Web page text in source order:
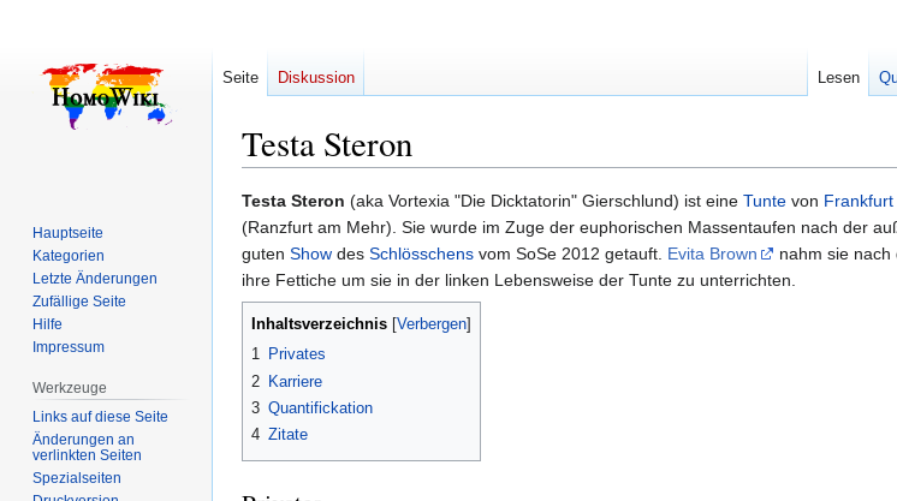
Testa Steron
Zur
Navigation
springen
Zur
Suche
springen
Testa Steron (aka Vortexia "Die Dicktatorin" Gierschlund) ist eine Tunte von
(Ranzfurt am Mehr). Sie wurde im Zuge der euphorischen Massentaufen nach der
guten Show des Schlösschens vom SoSe 2012 getauft. Evita Brown nahm sie nach
ihre Fettiche um sie in der linken Lebensweise der Tunte zu unterrichten.
Inhaltsverzeichnis
1 Privates
2 Karriere
3 Quantifickation
4 Zitate
Seite Diskussion Lesen
Hauptseite
Kategorien
Letzte Änderungen
Zufällige Seite
Hilfe
Impressum
Werkzeuge
Links auf diese Seite
Änderungen an
verlinkten Seiten
Spezialseiten